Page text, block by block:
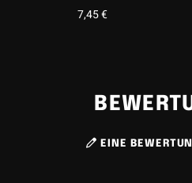
7,45€
EINE